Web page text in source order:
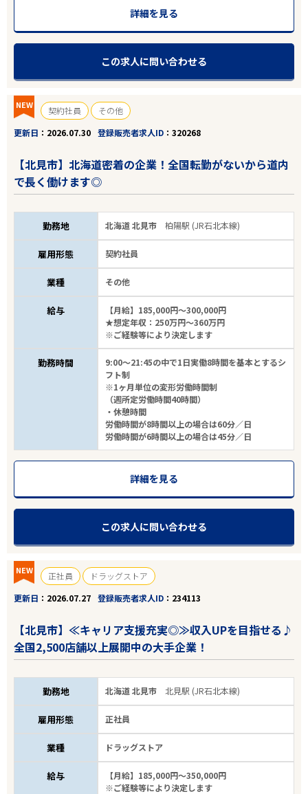
詳細を見る
この求人に問い合わせる
NEW 契約社員
その他
更新日
2026.07.30 登録販売者求人ID 320268
【北見市】北海道密着の企業！全国転勤がないから道内
で長く働けます◎
勤務地 北海道 北見市柏陽駅 (JR石北本線)
雇用形態 契約社員
業種 その他
給与
【月給】185,000円～300,000円
★想定年収：250万円～360万円
※ご経験等により決定します
勤務時間
9:00～21:45の中で1日実働8時間を基本とするシ
フト制
※1ヶ月単位の変形労働時間制
（週所定労働時間40時間）
・休憩時間
労働時間が8時間以上の場合は60分／日
労働時間が6時間以上の場合は45分／日
詳細を見る
この求人に問い合わせる
NEW 正社員
ドラッグストア
更新日
2026.07.27 登録販売者求人ID 234113
【北見市】≪キャリア支援充実◎≫収入UPを目指せる♪
全国2,500店舗以上展開中の大手企業！
勤務地 北海道 北見市 北見駅 (JR石北本線)
雇用形態 正社員
業種 ドラッグストア
給与
【月給】185,000円～350,000円
※ご経験等により決定します